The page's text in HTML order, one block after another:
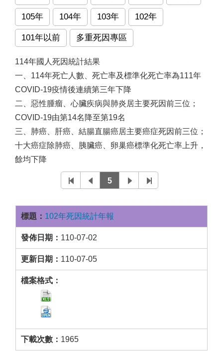
105年 104年 103年 102年
101年以前 多重死因專區
114年國人死因統計結果
一、114年死亡人數、死亡率及標準化死亡率為111年
COVID-19疫情後連續第三年下降
二、惡性腫瘤、心臟疾病與肺炎居主要死因前三位；
COVID-19由第14名降至第19名
三、肺癌、肝癌、結腸直腸癌居主要癌症死因前三位；
十大癌症除肺癌、胰臟癌、卵巢癌標準化死亡率上升，
餘均下降
5
102年死因統計年報
110-07-02
110-07-05
1965